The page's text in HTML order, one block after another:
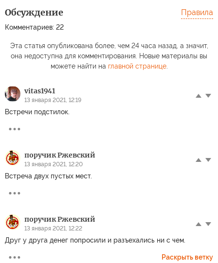
Обсуждение
Комментариев: 22
Правила
Эта статья опубликована более, чем 24 часа назад, а значит,
она недоступна для комментирования. Новые материалы вы
можете найти на главной странице.
vitas1941
13 января 2021, 12:19
Встречи подстилок.
поручик Ржевский
13 января 2021, 12:20
Встреча двух пустых мест.
поручик Ржевский
13 января 2021, 12:22
Друг у друга денег попросили и разъехались ни с чем.
Раскрыть ветку